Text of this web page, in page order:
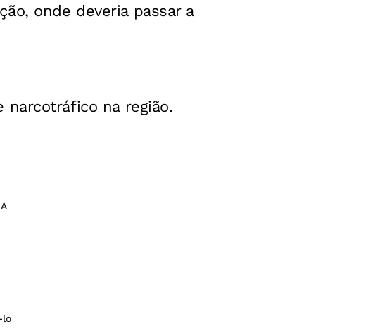
onde deveria passar a
narcotráfico na região.
lo